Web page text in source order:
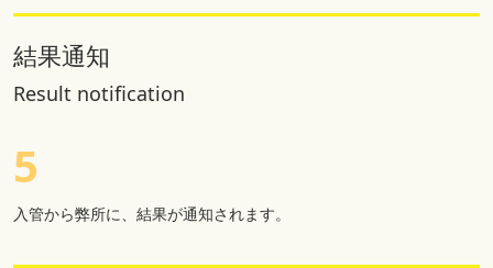
5
結果通知
Result notification
入管から弊所に、結果が通知されます。